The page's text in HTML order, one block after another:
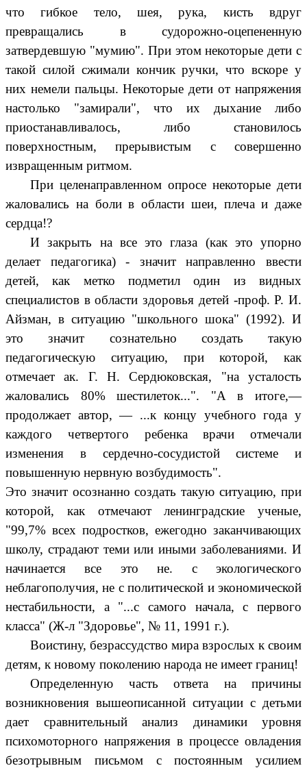
что гибкое тело, шея, рука, кисть вдруг
превращались в судорожно-оцепененную
затвердевшую "мумию". При этом некоторые дети с
такой силой сжимали кончик ручки, что вскоре у
них немели пальцы. Некоторые дети от напряжения
настолько "замирали", что их дыхание либо
приостанавливалось, либо становилось
поверхностным, прерывистым с совершенно
извращенным ритмом.
При целенаправленном опросе некоторые дети
жаловались на боли в области шеи, плеча и даже
сердца!?
И закрыть на все это глаза (как это упорно
делает педагогика) - значит направленно ввести
детей, как метко подметил один из видных
специалистов в области здоровья детей -проф. Р. И.
Айзман, в ситуацию "школьного шока" (1992). И
это значит сознательно создать такую
педагогическую ситуацию, при которой, как
отмечает ак. Г. Н. Сердюковская, "на усталость
жаловались 80% шестилеток...". "А в итоге,—
продолжает автор, — ...к концу учебного года у
каждого четвертого ребенка врачи отмечали
изменения в сердечно-сосудистой системе и
повышенную нервную возбудимость".
Это значит осознанно создать такую ситуацию, при
которой, как отмечают ленинградские ученые,
"99,7% всех подростков, ежегодно заканчивающих
школу, страдают теми или иными заболеваниями. И
начинается все это не. с экологического
неблагополучия, не с политической и экономической
нестабильности, а "...с самого начала, с первого
класса" (Ж-л "Здоровье", № 11, 1991 г.).
Воистину, безрассудство мира взрослых к своим
детям, к новому поколению народа не имеет границ!
Определенную часть ответа на причины
возникновения вышеописанной ситуации с детьми
дает сравнительный анализ динамики уровня
психомоторного напряжения в процессе овладения
безотрывным письмом с постоянным усилием